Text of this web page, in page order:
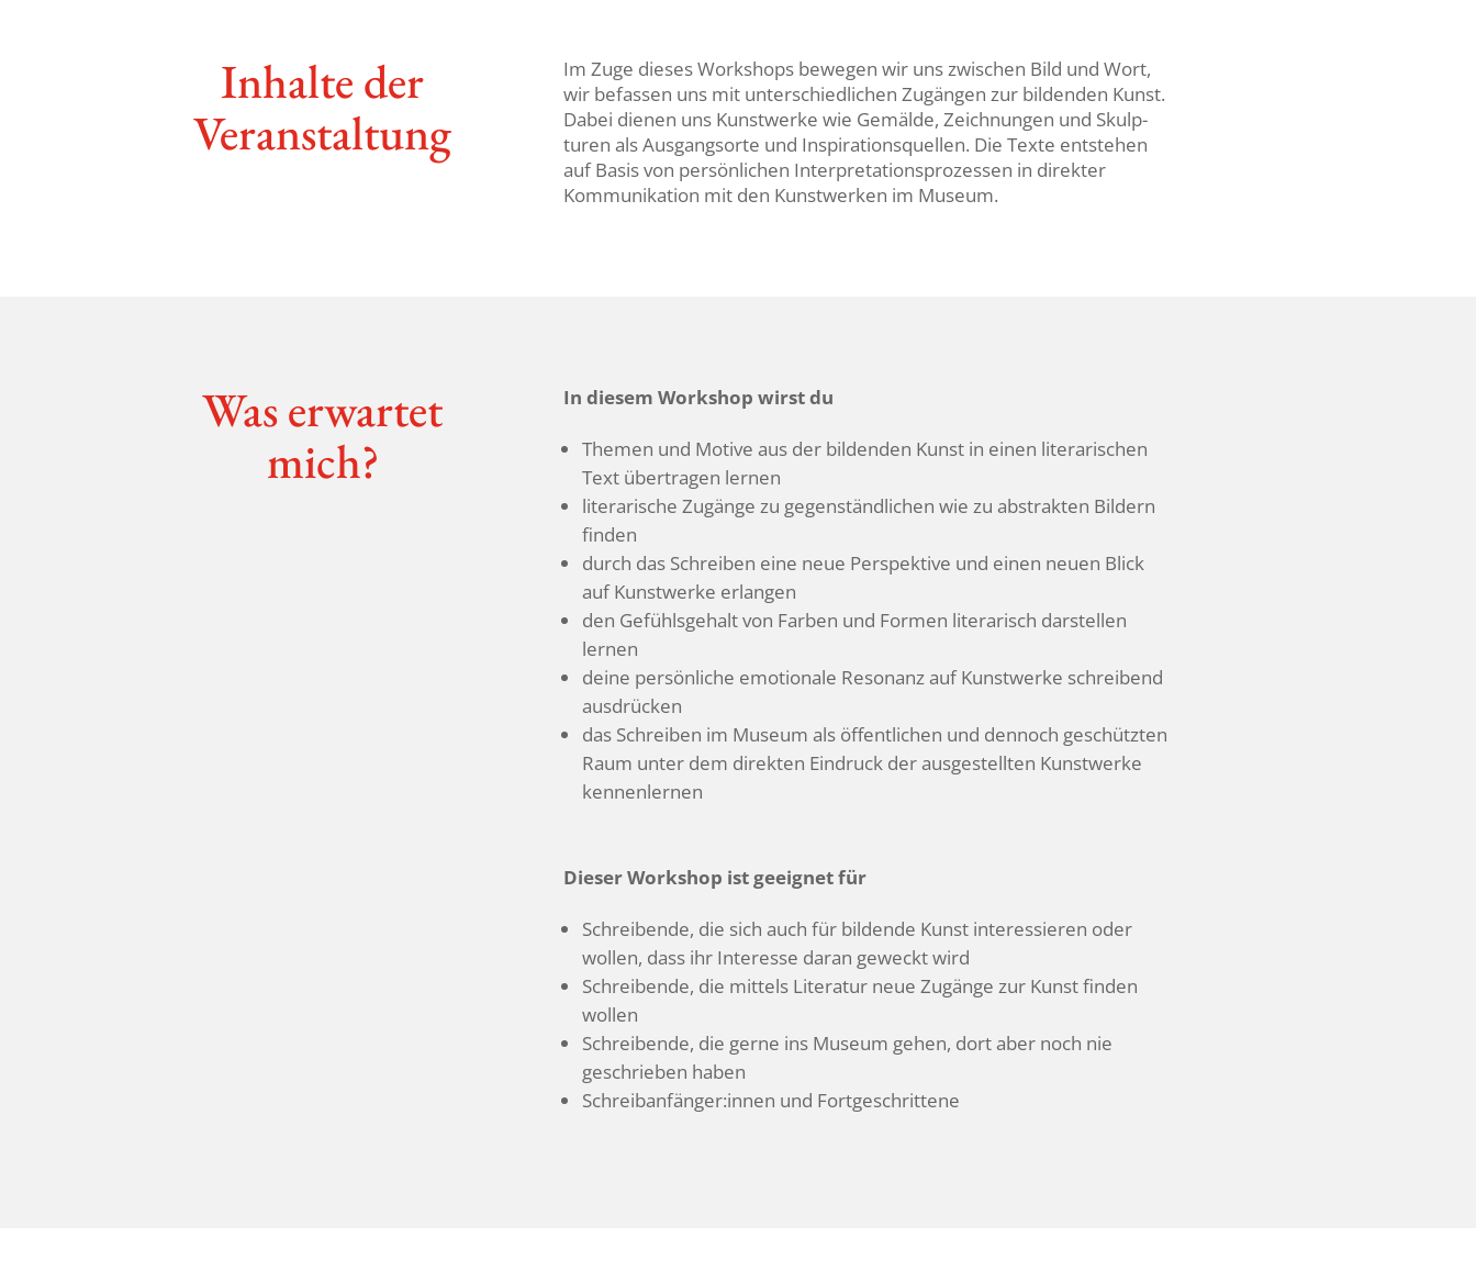
Inhalte der
Veranstaltung
Im Zuge dieses Work­shops bewegen wir uns zwischen Bild und Wort,
wir befassen uns mit unter­schied­li­chen Zugängen zur bildenden Kunst.
Dabei dienen uns Kunst­werke wie Gemälde, Zeich­nungen und Skulp­
turen als Ausgangs­orte und Inspi­ra­ti­ons­quellen. Die Texte entstehen
auf Basis von persön­li­chen Inter­pre­ta­ti­ons­pro­zessen in direkter
Kommu­ni­ka­tion mit den Kunst­werken im Museum.
Was erwartet
mich?
In diesem Work­shop wirst du
Themen und Motive aus der bildenden Kunst in einen lite­ra­ri­schen
Text über­tragen lernen
lite­ra­ri­sche Zugänge zu gegen­ständ­li­chen wie zu abstrakten Bildern
finden
durch das Schreiben eine neue Perspek­tive und einen neuen Blick
auf Kunst­werke erlangen
den Gefühls­ge­halt von Farben und Formen lite­ra­risch darstellen
lernen
deine persön­liche emotio­nale Reso­nanz auf Kunst­werke schrei­bend
ausdrücken
das Schreiben im Museum als öffent­li­chen und dennoch geschützten
Raum unter dem direkten Eindruck der ausge­stellten Kunst­werke
kennenlernen
Dieser Work­shop ist geeignet für
Schrei­bende, die sich auch für bildende Kunst inter­es­sieren oder
wollen, dass ihr Inter­esse daran geweckt wird
Schrei­bende, die mittels Lite­ratur neue Zugänge zur Kunst finden
wollen
Schrei­bende, die gerne ins Museum gehen, dort aber noch nie
geschrieben haben
Schreibanfänger:innen und Fortgeschrittene